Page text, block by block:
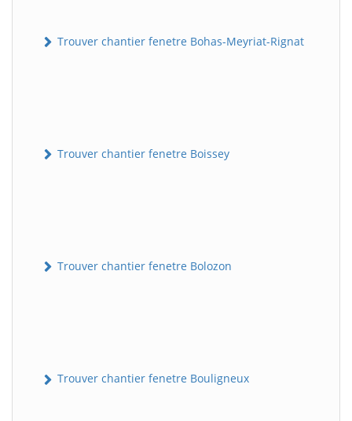
Trouver chantier fenetre Bohas-Meyriat-Rignat
Trouver chantier fenetre Boissey
Trouver chantier fenetre Bolozon
Trouver chantier fenetre Bouligneux